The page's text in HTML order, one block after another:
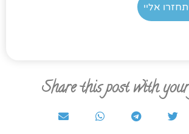
אליי
Share this post with